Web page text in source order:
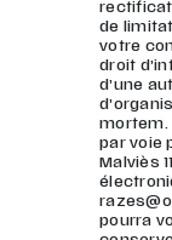
de
votre
droit
d’une
mortem.
par voie
Malviès
pourra